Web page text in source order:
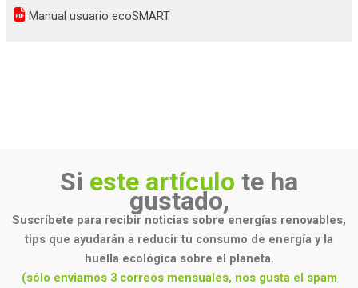
Manual usuario ecoSMART
Si este artículo te ha
gustado,
Suscríbete para recibir noticias sobre energías renovables,
tips que ayudarán a reducir tu consumo de energía y la
huella ecológica sobre el planeta.
(sólo enviamos 3 correos mensuales, nos gusta el spam